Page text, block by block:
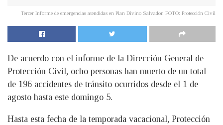
Tercer Informe de emergencias atendidas en Plan Divino Salvador. FOTO: Protección Civil
De acuerdo con el informe de la Dirección General de
Protección Civil, ocho personas han muerto de un total
de 196 accidentes de tránsito ocurridos desde el 1 de
agosto hasta este domingo 5.
Hasta esta fecha de la temporada vacacional, Protección